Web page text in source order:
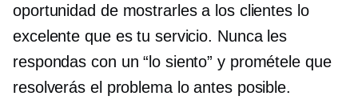
oportunidad de mostrarles a los clientes lo
excelente que es tu servicio. Nunca les
respondas con un “lo siento” y prométele que
resolverás el problema lo antes posible.